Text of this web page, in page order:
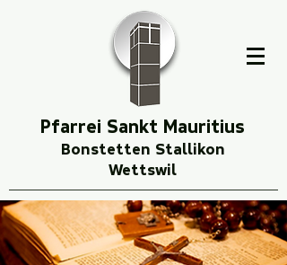
Pfarrei Sankt Mauritius
Bonstetten Stallikon
Wettswil